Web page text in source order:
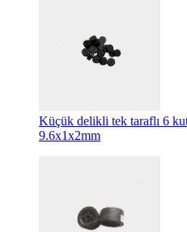
Küçük delikli tek taraflı 6
9.6x1x2mm